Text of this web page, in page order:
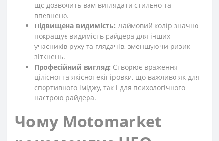
що дозволить вам виглядати стильно та
впевнено.
Підвищена видимість: Лаймовий колір значно
покращує видимість райдера для інших
учасників руху та глядачів, зменшуючи ризик
зіткнень.
Професійний вигляд: Створює враження
цілісної та якісної екіпіровки, що важливо як для
спортивного іміджу, так і для психологічного
настрою райдера.
Чому Motomarket